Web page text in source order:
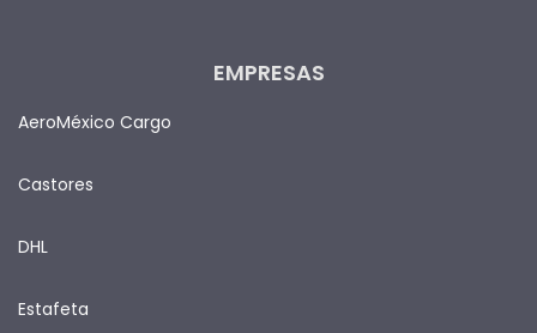
EMPRESAS
AeroMéxico Cargo
Castores
DHL
Estafeta